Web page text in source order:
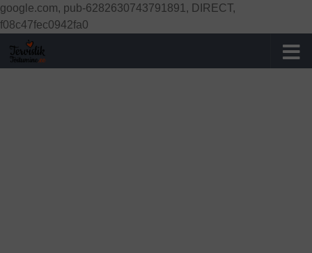
google.com, pub-6282630743791891, DIRECT,
f08c47fec0942fa0
Skip to content